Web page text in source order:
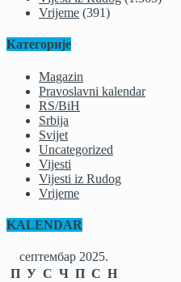
Vrijeme (391)
Категорије
Magazin
Pravoslavni kalendar
RS/BiH
Srbija
Svijet
Uncategorized
Vijesti
Vijesti iz Rudog
Vrijeme
KALENDAR
септембар 2025.
П У С Ч П С Н